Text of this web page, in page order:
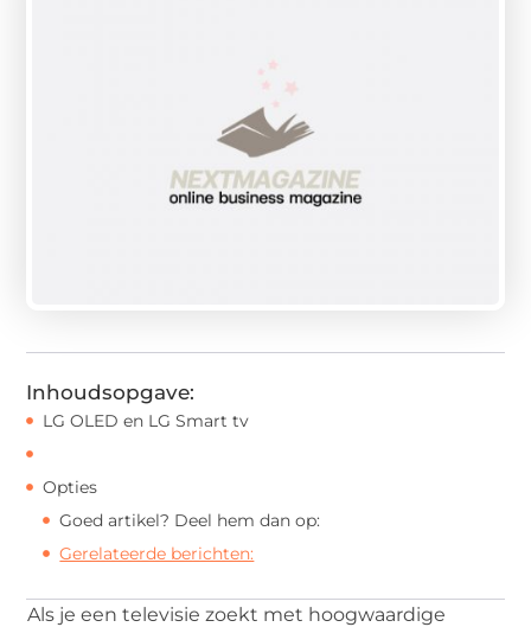
Inhoudsopgave:
LG OLED en LG Smart tv
Opties
Goed artikel? Deel hem dan op:
Gerelateerde berichten:
Als je een televisie zoekt met hoogwaardige